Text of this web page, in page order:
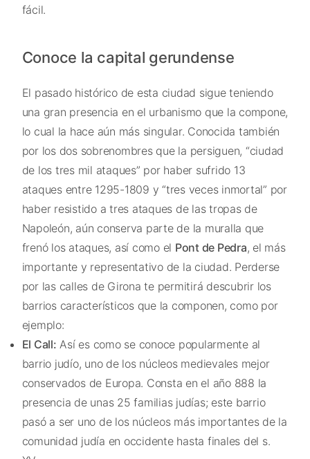
fácil.
Conoce la capital gerundense
El pasado histórico de esta ciudad sigue teniendo
una gran presencia en el urbanismo que la compone,
lo cual la hace aún más singular. Conocida también
por los dos sobrenombres que la persiguen, “ciudad
de los tres mil ataques” por haber sufrido 13
ataques entre 1295-1809 y “tres veces inmortal” por
haber resistido a tres ataques de las tropas de
Napoleón, aún conserva parte de la muralla que
frenó los ataques, así como el Pont de Pedra, el más
importante y representativo de la ciudad. Perderse
por las calles de Girona te permitirá descubrir los
barrios característicos que la componen, como por
ejemplo:
El Call: Así es como se conoce popularmente al
barrio judío, uno de los núcleos medievales mejor
conservados de Europa. Consta en el año 888 la
presencia de unas 25 familias judías; este barrio
pasó a ser uno de los núcleos más importantes de la
comunidad judía en occidente hasta finales del s.